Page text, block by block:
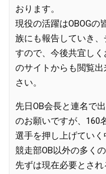
おります。
現役の活躍はOBOGの
族にも報告していき
すので、今後共宜し
のサイトからも閲覧
さい。
先日OB会長と連名で
のお願いですが、160
選手を押し上げてい
競走部OB以外の多く
先ずは現在必要とされ